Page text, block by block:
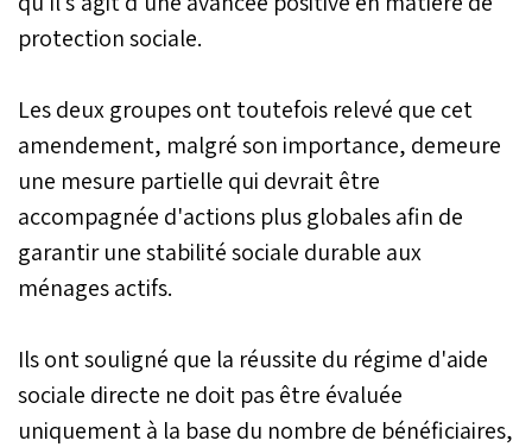
protection sociale.
Les deux groupes ont toutefois relevé que cet
amendement, malgré son importance, demeure
une mesure partielle qui devrait être
accompagnée d'actions plus globales afin de
garantir une stabilité sociale durable aux
ménages actifs.
Ils ont souligné que la réussite du régime d'aide
sociale directe ne doit pas être évaluée
uniquement à la base du nombre de bénéficiaires,